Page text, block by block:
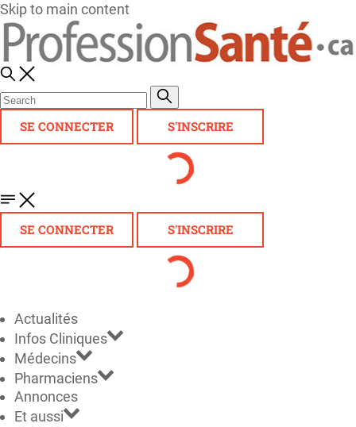
Skip to main content
SE CONNECTER S'INSCRIRE
SE CONNECTER S'INSCRIRE
Actualités
Infos Cliniques
Médecins
Pharmaciens
Annonces
Et aussi